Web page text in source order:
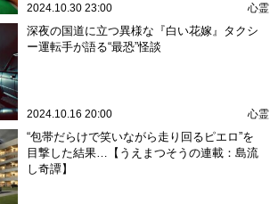
2024.10.30 23:00 心霊
深夜の国道に立つ異様な『白い花嫁』タクシ
ー運転手が語る“最恐”怪談
2024.10.16 20:00 心霊
“包帯だらけで笑いながら走り回るピエロ”を
目撃した結果…【うえまつそうの連載：島流
し奇譚】